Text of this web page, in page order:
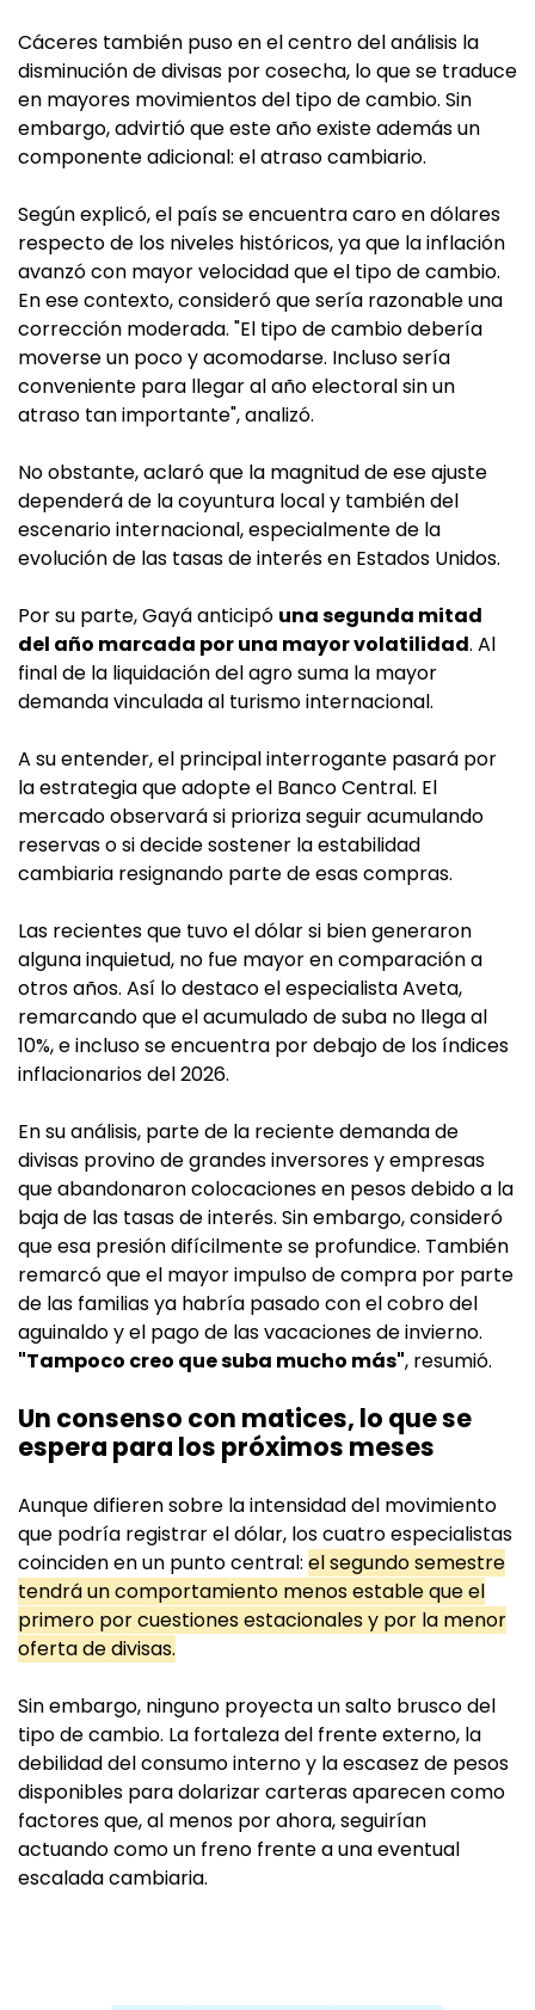
Cáceres también puso en el centro del análisis la
disminución de divisas por cosecha, lo que se traduce
en mayores movimientos del tipo de cambio. Sin
embargo, advirtió que este año existe además un
componente adicional: el atraso cambiario.
Según explicó, el país se encuentra caro en dólares
respecto de los niveles históricos, ya que la inflación
avanzó con mayor velocidad que el tipo de cambio.
En ese contexto, consideró que sería razonable una
corrección moderada. "El tipo de cambio debería
moverse un poco y acomodarse. Incluso sería
conveniente para llegar al año electoral sin un
atraso tan importante", analizó.
No obstante, aclaró que la magnitud de ese ajuste
dependerá de la coyuntura local y también del
escenario internacional, especialmente de la
evolución de las tasas de interés en Estados Unidos.
Por su parte, Gayá anticipó una segunda mitad
del año marcada por una mayor volatilidad. Al
final de la liquidación del agro suma la mayor
demanda vinculada al turismo internacional.
A su entender, el principal interrogante pasará por
la estrategia que adopte el Banco Central. El
mercado observará si prioriza seguir acumulando
reservas o si decide sostener la estabilidad
cambiaria resignando parte de esas compras.
Las recientes que tuvo el dólar si bien generaron
alguna inquietud, no fue mayor en comparación a
otros años. Así lo destaco el especialista Aveta,
remarcando que el acumulado de suba no llega al
10%, e incluso se encuentra por debajo de los índices
inflacionarios del 2026.
En su análisis, parte de la reciente demanda de
divisas provino de grandes inversores y empresas
que abandonaron colocaciones en pesos debido a la
baja de las tasas de interés. Sin embargo, consideró
que esa presión difícilmente se profundice. También
remarcó que el mayor impulso de compra por parte
de las familias ya habría pasado con el cobro del
aguinaldo y el pago de las vacaciones de invierno.
"Tampoco creo que suba mucho más", resumió.
Un consenso con matices, lo que se
espera para los próximos meses
Aunque difieren sobre la intensidad del movimiento
que podría registrar el dólar, los cuatro especialistas
coinciden en un punto central: el segundo semestre
tendrá un comportamiento menos estable que el
primero por cuestiones estacionales y por la menor
oferta de divisas.
Sin embargo, ninguno proyecta un salto brusco del
tipo de cambio. La fortaleza del frente externo, la
debilidad del consumo interno y la escasez de pesos
disponibles para dolarizar carteras aparecen como
factores que, al menos por ahora, seguirían
actuando como un freno frente a una eventual
escalada cambiaria.